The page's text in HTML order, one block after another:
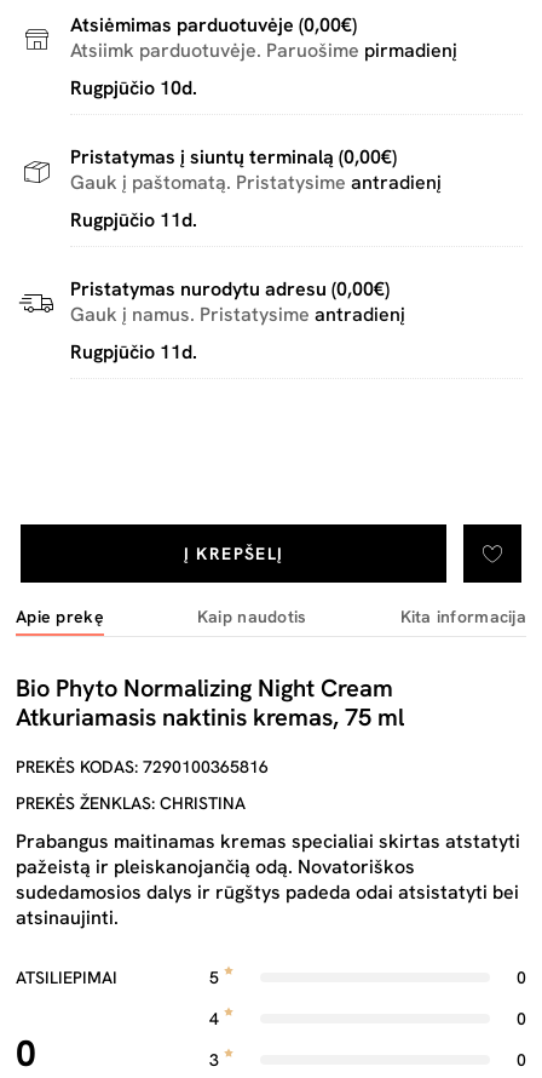
Į KREPŠELĮ
Atsiėmimas parduotuvėje (0,00€)
Atsiimk parduotuvėje. Paruošime pirmadienį
Rugpjūčio 10d.
Pristatymas į siuntų terminalą (0,00€)
Gauk į paštomatą. Pristatysime antradienį
Rugpjūčio 11d.
Pristatymas nurodytu adresu (0,00€)
Gauk į namus. Pristatysime antradienį
Rugpjūčio 11d.
Apie prekę Kaip naudotis Kita informacija
Bio Phyto Normalizing Night Cream
Atkuriamasis naktinis kremas, 75 ml
PREKĖS KODAS: 7290100365816
PREKĖS ŽENKLAS: CHRISTINA
Prabangus maitinamas kremas specialiai skirtas atstatyti
pažeistą ir pleiskanojančią odą. Novatoriškos
sudedamosios dalys ir rūgštys padeda odai atsistatyti bei
atsinaujinti.
ATSILIEPIMAI
0
5
0
4
0
3
0